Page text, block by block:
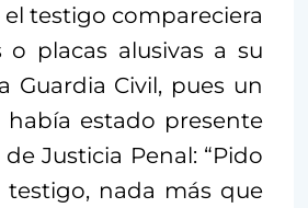
testigo compareciera
o placas alusivas a su
Guardia Civil, pues un
había estado presente
Justicia Penal: “Pido
nada más que